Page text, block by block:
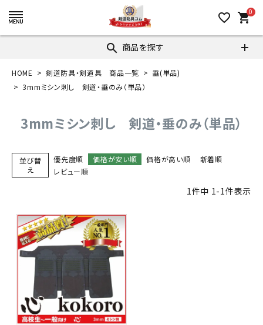
favorite_border 0
shopping_cart
search 商品を探す
HOME 剣道防具・剣道具 商品一覧
垂(単品)
3mmミシン刺し 剣道・垂のみ（単品）
3mmミシン刺し 剣道・垂のみ（単品）
並び替
え
優先度順 価格が安い順 価格が高い順
新着順
レビュー順
1件中 1-1件表示